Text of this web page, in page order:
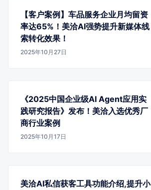
【客户案例】车品服务企业月均留资
率达65%！美洽AI强势提升新媒体线
索转化效果！
2025年10月27日
《2025中国企业级AI Agent应用实
践研究报告》发布！美洽入选优秀厂
商行业案例
2025年10月17日
美洽AI私信获客工具功能介绍,提升小